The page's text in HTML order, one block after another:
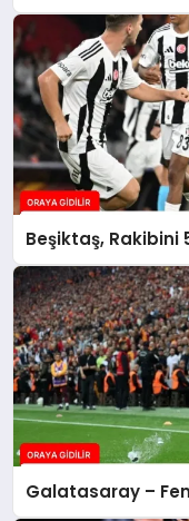
Beşiktaş, Rakibini
Galatasaray –